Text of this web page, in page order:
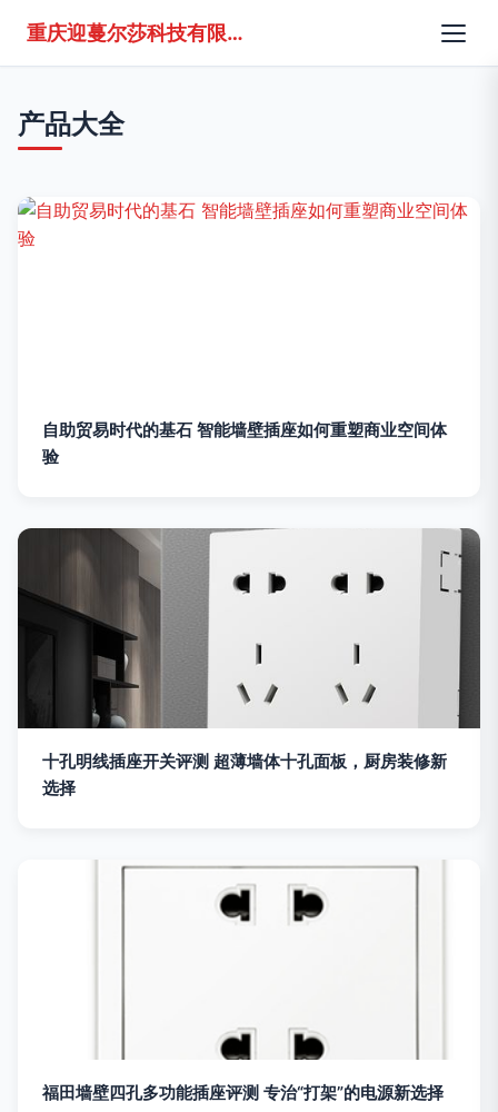
重庆迎蔓尔莎科技有限公司
产品大全
自助贸易时代的基石 智能墙壁插座如何重塑商业空间体
验
十孔明线插座开关评测 超薄墙体十孔面板，厨房装修新
选择
福田墙壁四孔多功能插座评测 专治“打架”的电源新选择